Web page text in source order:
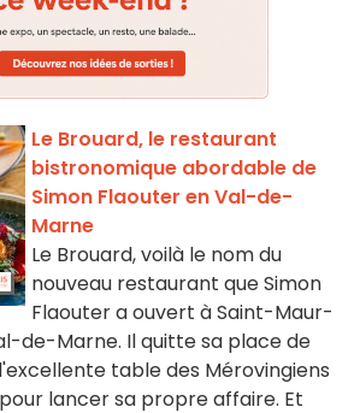
Le Brouard, le restaurant
bistronomique abordable de
Simon Flaouter en Val-de-
Marne
Le Brouard, voilà le nom du
nouveau restaurant que Simon
Flaouter a ouvert à Saint-Maur-
de-Marne. Il quitte sa place de
table des Mérovingiens
lancer sa propre affaire. Et